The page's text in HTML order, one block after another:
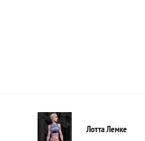
Лотта Лемке